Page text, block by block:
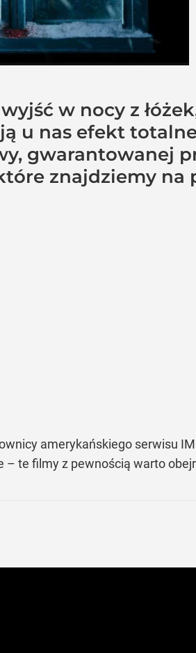
w nocy z
u nas efekt
gwarantowanej
znajdziemy na
amerykańskiego serwisu
– te filmy z pewnością warto